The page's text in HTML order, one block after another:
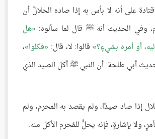
على أنه لا بأس به إذا صاده الحلالُ أن
وفي الحديث أنه ﷺ قال لما سألوه: هل
أو أمره بشيءٍ؟ قالوا: لا، قال: فكلوا ،
أبي طلحة: أن النبي ﷺ أكل الصيد الذي
إذا صاد صيدًا، ولم يقصد به المحرم، ولم
ولا بإشارةٍ، فإنه يحلُّ للمُحرم الأكل منه.